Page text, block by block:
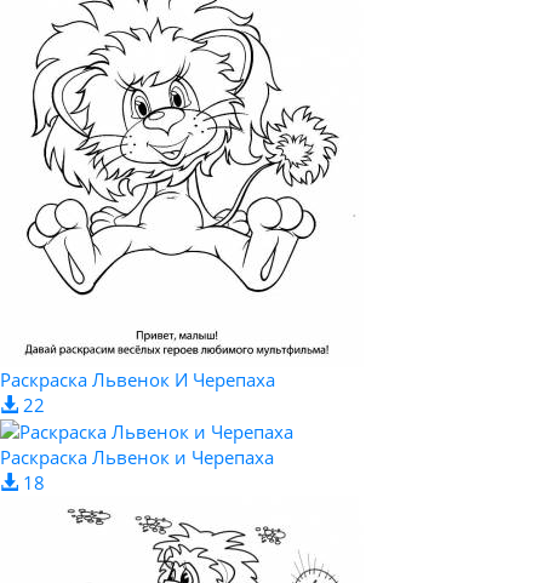
Раскраска Львенок И Черепаха
22
Раскраска Львенок и Черепаха
18